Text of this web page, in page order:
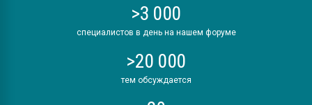
>3 000
специалистов в день на нашем форуме
>20 000
тем обсуждается